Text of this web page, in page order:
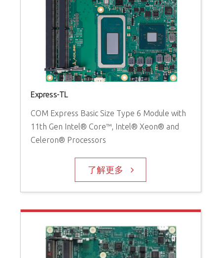
Express-TL
COM Express Basic Size Type 6 Module with
11th Gen Intel® Core™, Intel® Xeon® and
Celeron® Processors
了解更多